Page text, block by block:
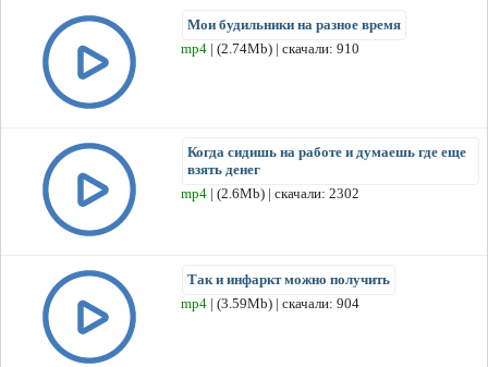
Мои будильники на разное время
mp4 | (2.74Mb) | скачали: 910
Когда сидишь на работе и думаешь где еще
взять денег
mp4 | (2.6Mb) | скачали: 2302
Так и инфаркт можно получить
mp4 | (3.59Mb) | скачали: 904